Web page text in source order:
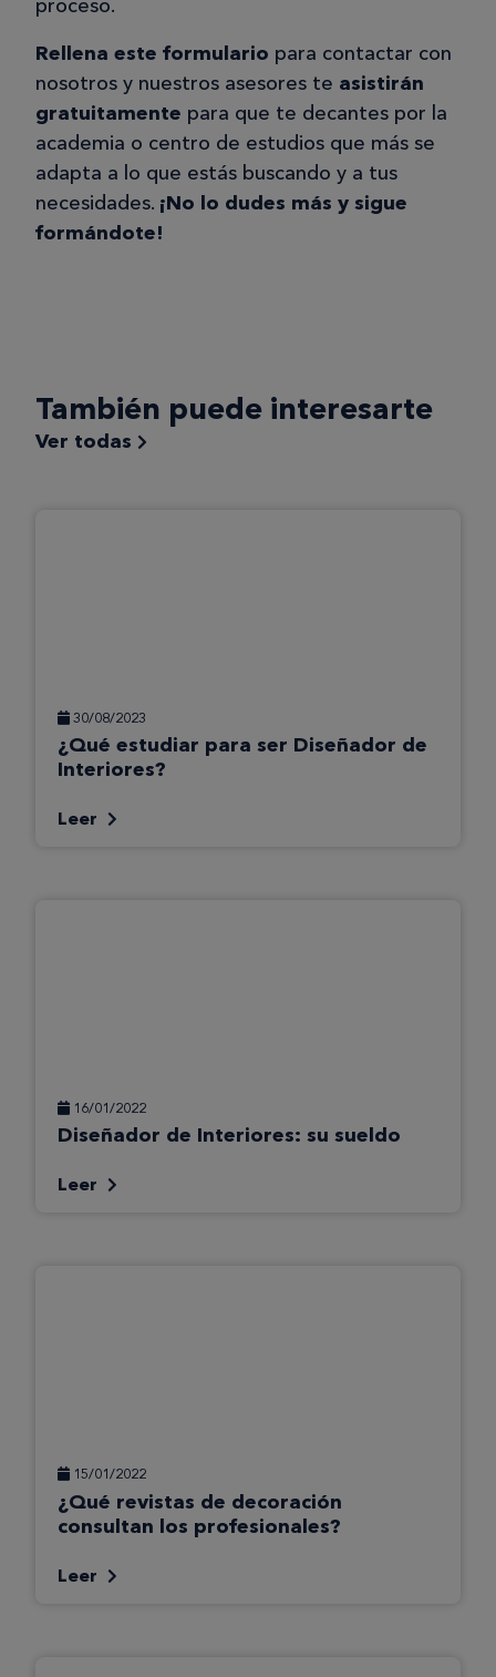
proceso.
Rellena este formulario para contactar con
nosotros y nuestros asesores te asistirán
gratuitamente para que te decantes por la
academia o centro de estudios que más se
adapta a lo que estás buscando y a tus
necesidades. ¡No lo dudes más y sigue
formándote!
También puede interesarte
Ver todas
30/08/2023
¿Qué estudiar para ser Diseñador de
Interiores?
Leer
16/01/2022
Diseñador de Interiores: su sueldo
Leer
15/01/2022
¿Qué revistas de decoración
consultan los profesionales?
Leer